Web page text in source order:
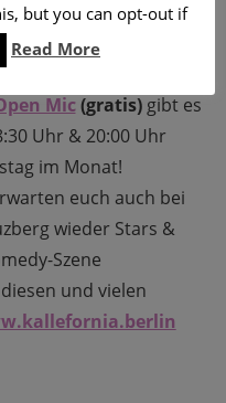
Mic(gratis)gibt es
Uhr & 20:00 Uhr
im Monat!
euch auch bei
wieder Stars &
Szene
und vielen
but you can opt-out if
Read More